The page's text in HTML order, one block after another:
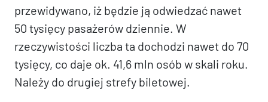
przewidywano, iż będzie ją odwiedzać nawet
50 tysięcy pasażerów dziennie. W
rzeczywistości liczba ta dochodzi nawet do 70
tysięcy, co daje ok. 41,6 mln osób w skali roku.
Należy do drugiej strefy biletowej.